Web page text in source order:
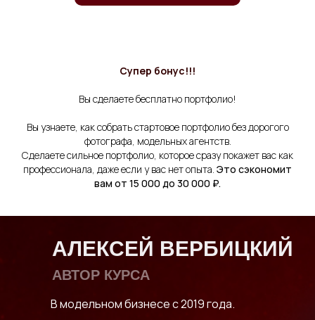
Супер бонус!!!
Вы сделаете бесплатно портфолио!
Вы узнаете, как собрать стартовое портфолио без дорогого
фотографа, модельных агентств.
Сделаете сильное портфолио, которое сразу покажет вас как
профессионала, даже если у вас нет опыта. Это сэкономит
вам от 15 000 до 30 000 ₽.
АЛЕКСЕЙ ВЕРБИЦКИЙ
АВТОР КУРСА
В модельном бизнесе с 2019 года.